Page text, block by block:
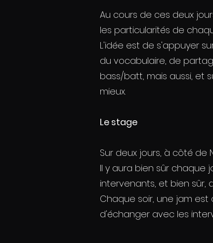
Au cours de ces deux
les particularités de
L'idée est de s'appuyer
du vocabulaire, de
bass/batt, mais aussi, et
mieux.
Le stage
Sur deux jours, à côté
Il y aura bien sûr chaque
intervenants, et bien sûr,
Chaque soir, une jam
d'échanger avec les